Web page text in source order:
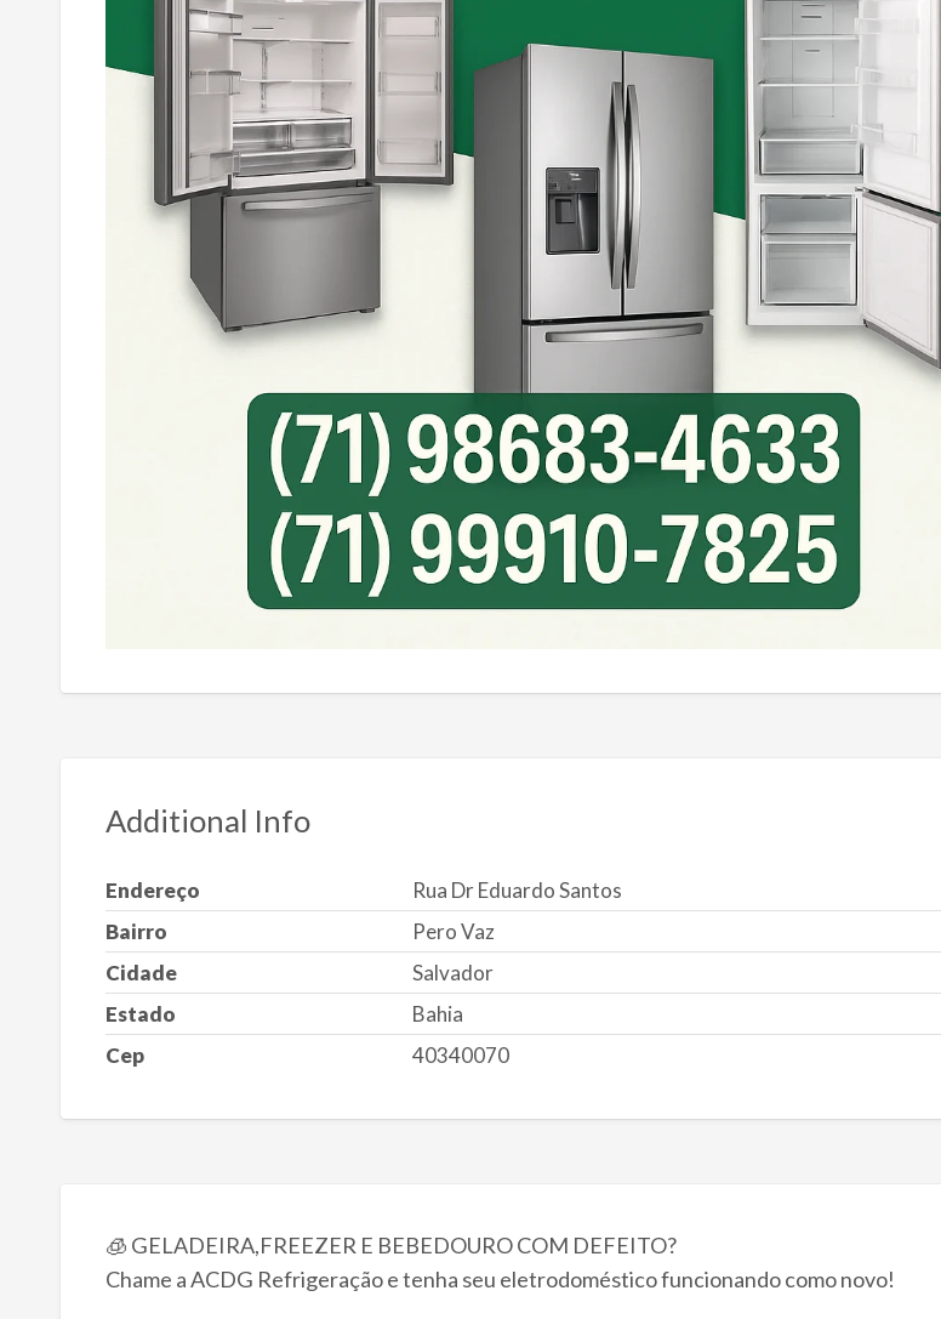
Additional Info
Endereço
Rua Dr Eduardo Santos
Bairro
Pero Vaz
Cidade
Salvador
Estado
Bahia
Cep
40340070
🧊 GELADEIRA,FREEZER E BEBEDOURO COM DEFEITO?
Chame a ACDG Refrigeração e tenha seu eletrodoméstico funcionando como novo!